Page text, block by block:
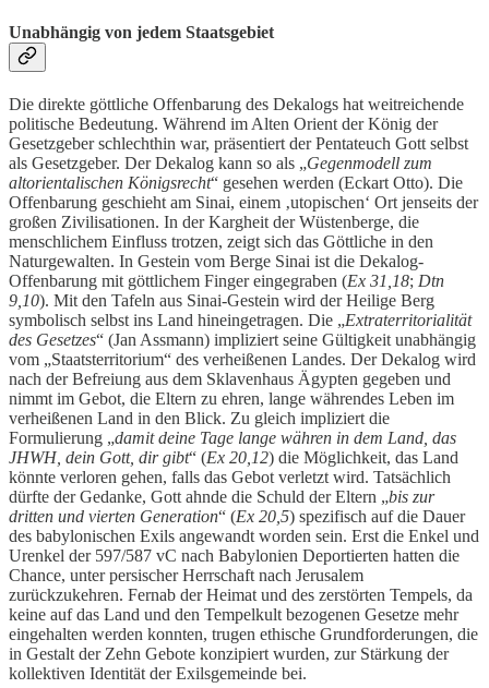
Unabhängig von jedem Staatsgebiet
Die direkte göttliche Offenbarung des Dekalogs hat weitreichende
politische Bedeutung. Während im Alten Orient der König der
Gesetzgeber schlechthin war, präsentiert der Pentateuch Gott selbst
als Gesetzgeber. Der Dekalog kann so als „Gegenmodell zum
altorientalischen Königsrecht“ gesehen werden (Eckart Otto). Die
Offenbarung geschieht am Sinai, einem ‚utopischen‘ Ort jenseits der
großen Zivilisationen. In der Kargheit der Wüstenberge, die
menschlichem Einfluss trotzen, zeigt sich das Göttliche in den
Naturgewalten. In Gestein vom Berge Sinai ist die Dekalog-
Offenbarung mit göttlichem Finger eingegraben (Ex 31,18; Dtn
9,10). Mit den Tafeln aus Sinai-Gestein wird der Heilige Berg
symbolisch selbst ins Land hineingetragen. Die „Extraterritorialität
des Gesetzes“ (Jan Assmann) impliziert seine Gültigkeit unabhängig
vom „Staatsterritorium“ des verheißenen Landes. Der Dekalog wird
nach der Befreiung aus dem Sklavenhaus Ägypten gegeben und
nimmt im Gebot, die Eltern zu ehren, lange währendes Leben im
verheißenen Land in den Blick. Zu gleich impliziert die
Formulierung „damit deine Tage lange währen in dem Land, das
JHWH, dein Gott, dir gibt“ (Ex 20,12) die Möglichkeit, das Land
könnte verloren gehen, falls das Gebot verletzt wird. Tatsächlich
dürfte der Gedanke, Gott ahnde die Schuld der Eltern „bis zur
dritten und vierten Generation“ (Ex 20,5) spezifisch auf die Dauer
des babylonischen Exils angewandt worden sein. Erst die Enkel und
Urenkel der 597/587 vC nach Babylonien Deportierten hatten die
Chance, unter persischer Herrschaft nach Jerusalem
zurückzukehren. Fernab der Heimat und des zerstörten Tempels, da
keine auf das Land und den Tempelkult bezogenen Gesetze mehr
eingehalten werden konnten, trugen ethische Grundforderungen, die
in Gestalt der Zehn Gebote konzipiert wurden, zur Stärkung der
kollektiven Identität der Exilsgemeinde bei.